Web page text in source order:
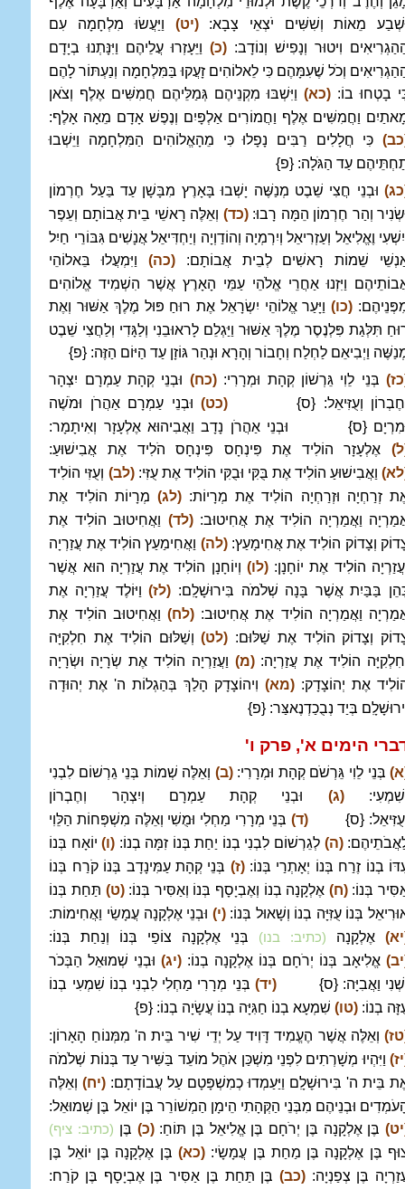
מֵאוֹת וְשִׁשִּׁים יֹצְאֵי צָבָא:(יט)
וַיַּעֲשׂוּ מִלְחָמָה עִם
וִיטוּר וְנָפִישׁ וְנוֹדָב: (כ) וַיֵּעָזְרוּ עֲלֵיהֶם וַיִּנָּתְנוּ בְיָדָם
וְכֹל שֶׁעִמָּהֶם כִּי לֵאלוֹהִים זָעֲקוּ בַּמִּלְחָמָה וְנַעְתּוֹר לָהֶם
בָטְחוּ בוֹ: (כא) וַיִּשְׁבּוּ מִקְנֵיהֶם גְּמַלֵּיהֶם חֲמִשִּׁים אֶלֶף וְצֹאן
וַחֲמִשִּׁים אֶלֶף וַחֲמוֹרִים אַלְפָּיִם וְנֶפֶשׁ אָדָם מֵאָה אָלֶף:
כִּי חֲלָלִים רַבִּים נָפָלוּ כִּי מֵהָאֱלוֹהִים הַמִּלְחָמָה וַיֵּשְׁבוּ
עַד הַגֹּלָה: {פ}
וּבְנֵי חֲצִי שֵׁבֶט מְנַשֶּׁה יָשְׁבוּ בָּאָרֶץ מִבָּשָׁן עַד בַּעַל חֶרְמוֹן
וְהַר חֶרְמוֹן הֵמָּה רָבוּ:(כד) וְאֵלֶּה רָאשֵׁי בֵית אֲבוֹתָם וְעֵפֶר
וֶאֱלִיאֵל וְעַזְרִיאֵל וְיִרְמְיָה וְהוֹדַוְיָה וְיַחְדִּיאֵל אֲנָשִׁים גִּבּוֹרֵי חַיִל
שֵׁמוֹת רָאשִׁים לְבֵית אֲבוֹתָם: (כה)
וַיִּמְעֲלוּ בֵּאלוֹהֵי
וַיִּזְנוּ אַחֲרֵי אֱלֹהֵי עַמֵּי הָאָרֶץ אֲשֶׁר הִשְׁמִיד אֱלוֹהִים
(כו) וַיָּעַר אֱלוֹהֵי יִשְׂרָאֵל אֶת רוּחַ פּוּל מֶלֶךְ אַשּׁוּר וְאֶת
תִּלְּגַת פִּלְנֶסֶר מֶלֶךְ אַשּׁוּר וַיַּגְלֵם לָראוּבֵנִי וְלַגָּדִי וְלַחֲצִי שֵׁבֶט
וַיְבִיאֵם לַחְלַח וְחָבוֹר וְהָרָא וּנְהַר גּוֹזָן עַד הַיּוֹם הַזֶּה: {פ}
בְּנֵי לֵוִי גֵּרְשׁוֹן קְהָת וּמְרָרִי:(כח) וּבְנֵי קְהָת עַמְרָם יִצְהָר
וְעֻזִּיאֵל: {ס} (כט) וּבְנֵי עַמְרָם אַהֲרֹן וּמֹשֶׁה
{ס} וּבְנֵי אַהֲרֹן נָדָב וַאֲבִיהוּא אֶלְעָזָר וְאִיתָמָר:
אֶלְעָזָר הוֹלִיד אֶת פִּינְחָס פִּינְחָס הֹלִיד אֶת אֲבִישׁוּעַ:
וַאֲבִישׁוּעַ הוֹלִיד אֶת בֻּקִּי וּבֻקִּי הוֹלִיד אֶת עֻזִּי:(לב) וְעֻזִּי הוֹלִיד
זְרַחְיָה וּזְרַחְיָה הוֹלִיד אֶת מְרָיוֹת:(לג) מְרָיוֹת הוֹלִיד אֶת
וַאֲמַרְיָה הוֹלִיד אֶת אֲחִיטוּב:(לד) וַאֲחִיטוּב הוֹלִיד אֶת
וְצָדוֹק הוֹלִיד אֶת אֲחִימָעַץ:(לה) וַאֲחִימַעַץ הוֹלִיד אֶת עֲזַרְיָה
הוֹלִיד אֶת יוֹחָנָן:(לו) וְיוֹחָנָן הוֹלִיד אֶת עֲזַרְיָה הוּא אֲשֶׁר
בַּבַּיִת אֲשֶׁר בָּנָה שְׁלֹמֹה בִּירוּשָׁלִָם: (לז) וַיּוֹלֶד עֲזַרְיָה אֶת
וַאֲמַרְיָה הוֹלִיד אֶת אֲחִיטוּב: (לח) וַאֲחִיטוּב הוֹלִיד אֶת
וְצָדוֹק הוֹלִיד אֶת שַׁלּוּם: (לט) וְשַׁלּוּם הוֹלִיד אֶת חִלְקִיָּה
הוֹלִיד אֶת עֲזַרְיָה:(מ) וַעֲזַרְיָה הוֹלִיד אֶת שְׂרָיָה וּשְׂרָיָה
אֶת יְהוֹצָדָק: (מא) וִיהוֹצָדָק הָלַךְ בְּהַגְלוֹת ה' אֶת יְהוּדָה
בְּיַד נְבֻכַדְנֶאצַּר: {פ}
הימים א', פרק ו'
בְּנֵי לֵוִי גֵּרְשֹׁם קְהָת וּמְרָרִי:(ב) וְאֵלֶּה שְׁמוֹת בְּנֵי גֵרְשׁוֹם לִבְנִי
(ג)
וּבְנֵי קְהָת עַמְרָם וְיִצְהָר וְחֶבְרוֹן
{ס}(ד) בְּנֵי מְרָרִי מַחְלִי וּמֻשִׁי וְאֵלֶּה מִשְׁפְּחוֹת הַלֵּוִי
(ה) לְגֵרְשׁוֹם לִבְנִי בְנוֹ יַחַת בְּנוֹ זִמָּה בְנוֹ: (ו) יוֹאָח בְּנוֹ
בְנוֹ זֶרַח בְּנוֹ יְאָתְרַי בְּנוֹ:(ז) בְּנֵי קְהָת עַמִּינָדָב בְּנוֹ קֹרַח בְּנוֹ
בְּנוֹ:(ח) אֶלְקָנָה בְנוֹ וְאֶבְיָסָף בְּנוֹ וְאַסִּיר בְּנוֹ:(ט) תַּחַת בְּנוֹ
בְּנוֹ עֻזִּיָּה בְנוֹ וְשָׁאוּל בְּנוֹ:(י) וּבְנֵי אֶלְקָנָה עֲמָשַׂי וַאֲחִימוֹת:
אֶלְקָנָה (כתיב: בנו) בְּנֵי אֶלְקָנָה צוֹפַי בְּנוֹ וְנַחַת בְּנוֹ:
אֱלִיאָב בְּנוֹ יְרֹחָם בְּנוֹ אֶלְקָנָה בְנוֹ: (יג) וּבְנֵי שְׁמוּאֵל הַבְּכֹר
וַאֲבִיָּה: {ס}(יד) בְּנֵי מְרָרִי מַחְלִי לִבְנִי בְנוֹ שִׁמְעִי בְנוֹ
בְנוֹ: (טו) שִׁמְעָא בְנוֹ חַגִּיָּה בְנוֹ עֲשָׂיָה בְנוֹ: {פ}
וְאֵלֶּה אֲשֶׁר הֶעֱמִיד דָּוִיד עַל יְדֵי שִׁיר בֵּית ה' מִמְּנוֹחַ הָאָרוֹן:
וַיִּהְיוּ מְשָׁרְתִים לִפְנֵי מִשְׁכַּן אֹהֶל מוֹעֵד בַּשִּׁיר עַד בְּנוֹת שְׁלֹמֹה
בֵּית ה' בִּירוּשָׁלִָם וַיַּעַמְדוּ כְמִשְׁפָּטָם עַל עֲבוֹדָתָם: (יח) וְאֵלֶּה
וּבְנֵיהֶם מִבְּנֵי הַקְּהָתִי הֵימָן הַמְשׁוֹרֵר בֶּן יוֹאֵל בֶּן שְׁמוּאֵל:
בֶּן אֶלְקָנָה בֶּן יְרֹחָם בֶּן אֱלִיאֵל בֶּן תּוֹחַ:(כ) בֶּן (כתיב: ציף)
בֶּן אֶלְקָנָה בֶּן מַחַת בֶּן עֲמָשָׂי:(כא) בֶּן אֶלְקָנָה בֶּן יוֹאֵל בֶּן
בֶּן צְפַנְיָה:(כב) בֶּן תַּחַת בֶּן אַסִּיר בֶּן אֶבְיָסָף בֶּן קֹרַח: